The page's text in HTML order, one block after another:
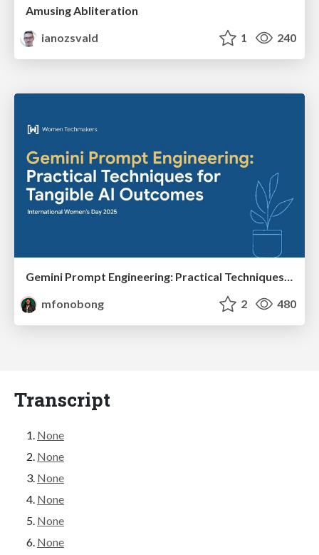
Amusing Abliteration
ianozsvald
1 240
mfonobong
2 480
Transcript
None
None
None
None
None
None